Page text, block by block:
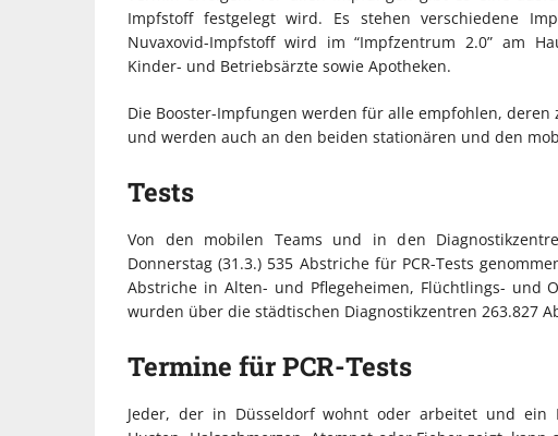
Impfstoff festgelegt wird. Es stehen verschiedene
Nuvaxovid-Impfstoff wird im “Impfzentrum 2.0” am
Kinder- und Betriebsärzte sowie Apotheken.
Die Booster-Impfungen werden für alle empfohlen,
und werden auch an den beiden stationären und den
Tests
Von den mobilen Teams und in den
Donnerstag (31.3.) 535 Abstriche für PCR-Tests
Abstriche in Alten- und Pflegeheimen, Flüchtlings- und
wurden über die städtischen Diagnostikzentren 263.827
Termine für PCR-Tests
Jeder, der in Düsseldorf wohnt oder arbeitet und ein